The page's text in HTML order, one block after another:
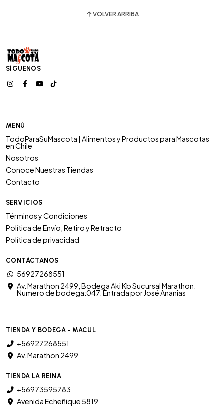
VOLVER ARRIBA
SÍGUENOS
MENÚ
TodoParaSuMascota | Alimentos y Productos para Mascotas
en Chile
Nosotros
Conoce Nuestras Tiendas
Contacto
SERVICIOS
Términos y Condiciones
Política de Envío, Retiro y Retracto
Política de privacidad
CONTÁCTANOS
56927268551
Av. Marathon 2499, Bodega Aki Kb Sucursal Marathon.
Numero de bodega:047. Entrada por José Ananias
TIENDA Y BODEGA - MACUL
+56927268551
Av. Marathon 2499
TIENDA LA REINA
+56973595783
Avenida Echeñique 5819